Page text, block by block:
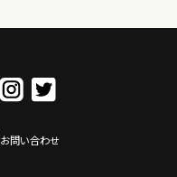
お問い合わせ